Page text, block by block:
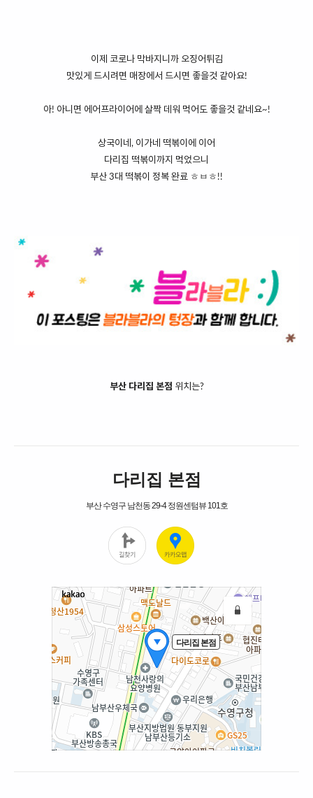
이제 코로나 막바지니까 오징어튀김
맛있게 드시려면 매장에서 드시면 좋을것 같아요!
아! 아니면 에어프라이어에 살짝 데워 먹어도 좋을것 같네요~!
상국이네, 이가네 떡볶이에 이어
다리집 떡볶이까지 먹었으니
부산 3대 떡볶이 정복 완료 ㅎㅂㅎ!!
부산 다리집 본점 위치는?